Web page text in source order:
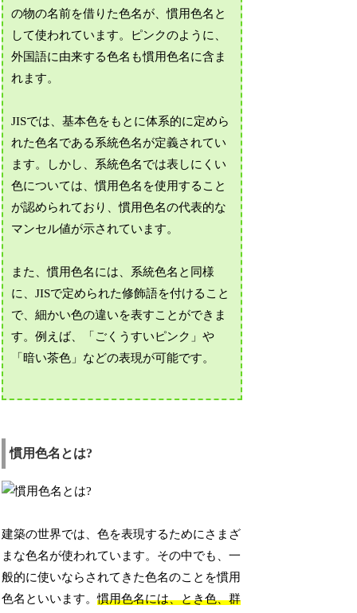
の物の名前を借りた色名が、慣用色名と
して使われています。ピンクのように、
外国語に由来する色名も慣用色名に含ま
れます。
JISでは、基本色をもとに体系的に定めら
れた色名である系統色名が定義されてい
ます。しかし、系統色名では表しにくい
色については、慣用色名を使用すること
が認められており、慣用色名の代表的な
マンセル値が示されています。
また、慣用色名には、系統色名と同様
に、JISで定められた修飾語を付けること
で、細かい色の違いを表すことができま
す。例えば、「ごくうすいピンク」や
「暗い茶色」などの表現が可能です。
慣用色名とは?
建築の世界では、色を表現するためにさまざ
まな色名が使われています。その中でも、一
般的に使いならされてきた色名のことを慣用
色名といいます。慣用色名には、とき色、群